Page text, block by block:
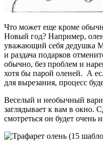
Что может еще кроме
Новый год? Например,
уважающий себя дедушка
и раздача подарков
обычно, без проблем и
хотя бы парой оленей. А
для вырезания, процесс
Веселый и необычный
заглядывает к вам в окно.
смотреться он будет очень